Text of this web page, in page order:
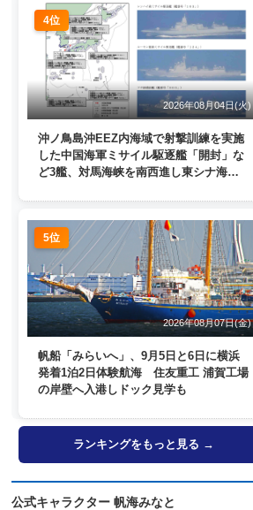
4位
2026年08月04日(火)
沖ノ鳥島沖EEZ内海域で射撃訓練を実施
した中国海軍ミサイル駆逐艦「開封」な
ど3艦、対馬海峡を南西進し東シナ海
5位
2026年08月07日(金)
帆船「みらいへ」、9月5日と6日に横浜
発着1泊2日体験航海 住友重工 浦賀工場
の岸壁へ入港しドック見学も
ランキングをもっと見る →
公式キャラクター 帆海みなと